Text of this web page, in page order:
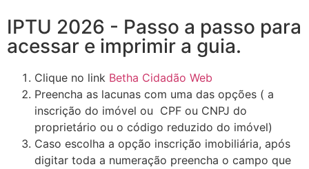
IPTU 2026 - Passo a passo para
acessar e imprimir a guia.
Clique no link Betha Cidadão Web
Preencha as lacunas com uma das opções ( a
inscrição do imóvel ou CPF ou CNPJ do
proprietário ou o código reduzido do imóvel)
Caso escolha a opção inscrição imobiliária, após
digitar toda a numeração preencha o campo que